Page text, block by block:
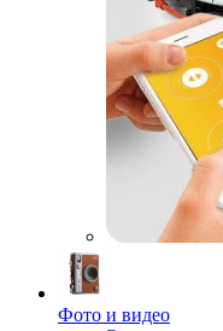
Фото и видео